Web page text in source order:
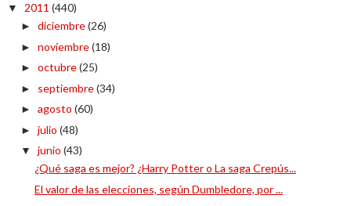
▼ 2011 (440)
► diciembre(26)
► noviembre(18)
► octubre(25)
► septiembre(34)
► agosto (60)
► julio (48)
▼ junio (43)
¿Qué saga es mejor? ¿Harry Potter o La saga Crepús...
El valor de las elecciones, según Dumbledore, por ...